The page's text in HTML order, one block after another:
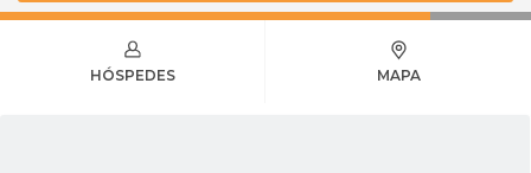
HÓSPEDES MAPA